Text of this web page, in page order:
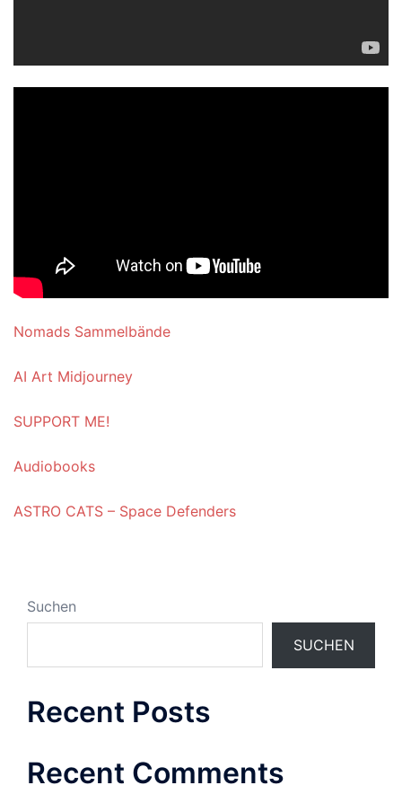
Nomads Sammelbände
AI Art Midjourney
SUPPORT ME!
Audiobooks
ASTRO CATS – Space Defenders
Suchen
SUCHEN
Recent Posts
Recent Comments